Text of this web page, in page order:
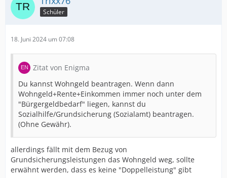
Schüler
18. Juni 2024 um 07:08
Zitat von Enigma
Du kannst Wohngeld beantragen. Wenn dann
Wohngeld+Rente+Einkommen immer noch unter dem
"Bürgergeldbedarf" liegen, kannst du
Sozialhilfe/Grundsicherung (Sozialamt) beantragen.
(Ohne Gewähr).
allerdings fällt mit dem Bezug von
Grundsicherungsleistungen das Wohngeld weg, sollte
erwähnt werden, dass es keine "Doppelleistung" gibt